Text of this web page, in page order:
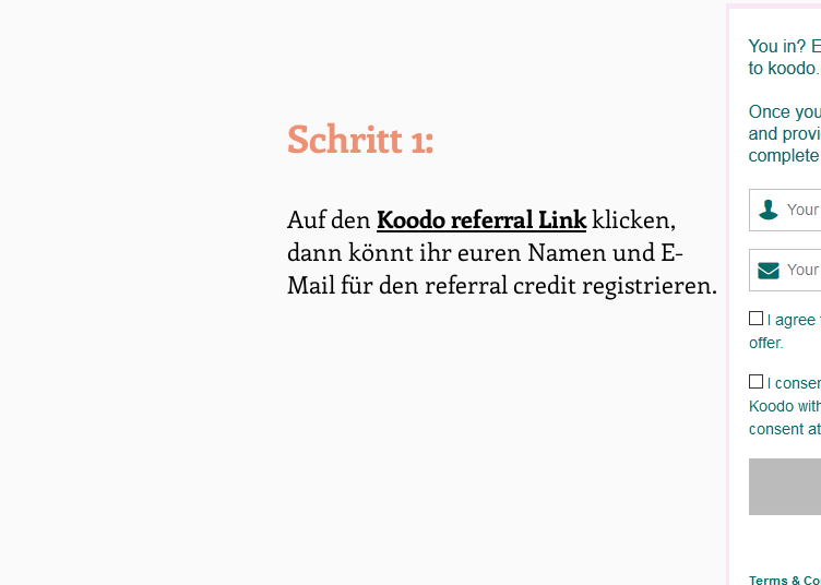
Schritt 1:
Auf den Koodo referral Linkklicken,
dann könnt ihr euren Namen und E-
Mail für den referral credit registrieren.